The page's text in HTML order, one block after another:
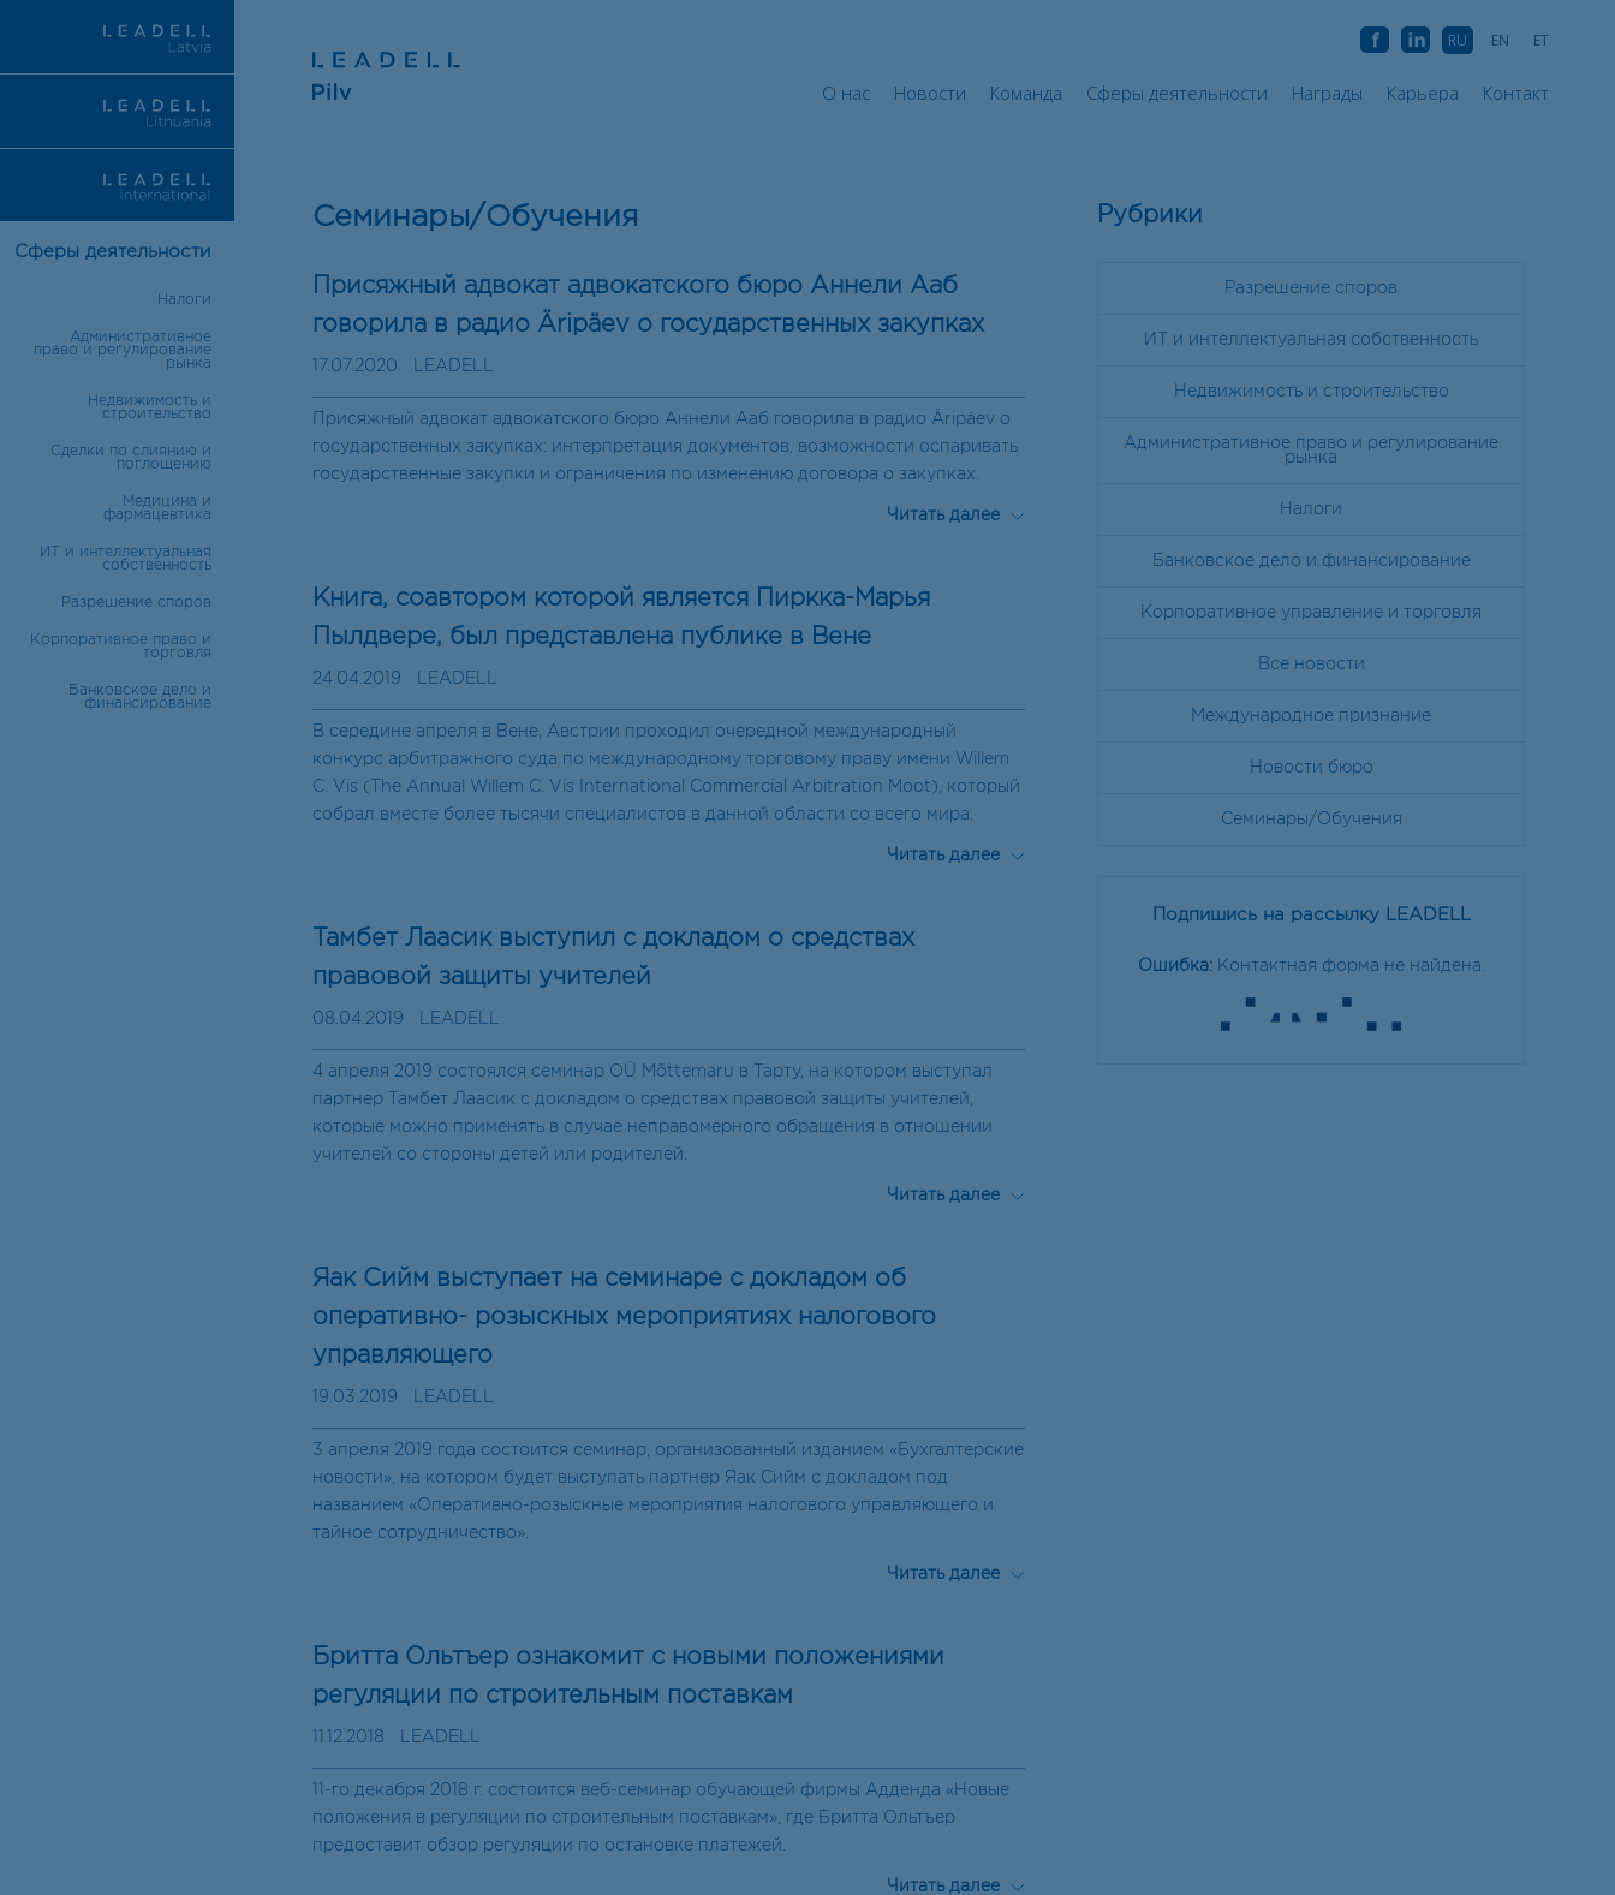
Карьера Контакт
Сферы деятельности
Налоги
Административное
право и регулирование
рынка
Недвижимость и
строительство
Сделки по слиянию и
поглощению
Медицина и
фармацевтика
ИТ и интеллектуальная
собственность
Разрешение споров
Корпоративное право и
торговля
Банковское дело и
финансирование
ET
EN
RU
AB
AB
О нас Новости Команда Сферы деятельности Награды Карьера Контакт
Семинары/Обучения
Присяжный адвокат адвокатского бюро Аннели Ааб
говорила в радио Äripäev о государственных закупках
17.07.2020 LEADELL
Присяжный адвокат адвокатского бюро Аннели Ааб говорила в радио Äripäev о
государственных закупках: интерпретация документов, возможности оспаривать
государственные закупки и ограничения по изменению договора о закупках.
Читать далее
Книга, соавтором которой является Пиркка-Марья
Пылдвере, был представлена публике в Вене
24.04.2019 LEADELL
В середине апреля в Вене, Австрии проходил очередной международный
конкурс арбитражного суда по международному торговому праву имени Willem
C. Vis (The Annual Willem C. Vis International Commercial Arbitration Moot), который
собрал вместе более тысячи специалистов в данной области со всего мира.
Читать далее
Тамбет Лаасик выступил с докладом о средствах
правовой защиты учителей
08.04.2019 LEADELL
4 апреля 2019 состоялся семинар OÜ Mõttemaru в Тарту, на котором выступал
партнер Тамбет Лаасик с докладом о средствах правовой защиты учителей,
которые можно применять в случае неправомерного обращения в отношении
учителей со стороны детей или родителей.
Читать далее
Яак Сийм выступает на семинаре с докладом об
оперативно- розыскных мероприятиях налогового
управляющего
19.03.2019 LEADELL
3 апреля 2019 года состоится семинар, организованный изданием «Бухгалтерские
новости», на котором будет выступать партнер Яак Сийм с докладом под
названием «Оперативно-розыскные мероприятия налогового управляющего и
тайное сотрудничество».
Читать далее
Бритта Ольтъер ознакомит с новыми положениями
регуляции по строительным поставкам
11.12.2018 LEADELL
11-го декабря 2018 г. состоится веб-семинар обучающей фирмы Адденда «Новые
положения в регуляции по строительным поставкам», где Бритта Ольтъер
предоставит обзор регуляции по остановке платежей.
Читать далее
Рубрики
Разрешение споров
ИТ и интеллектуальная собственность
Недвижимость и строительство
Административное право и регулирование
рынка
Налоги
Банковское дело и финансирование
Корпоративное управление и торговля
Все новости
Международное признание
Новости бюро
Семинары/Обучения
Подпишись на рассылку LEADELL
Ошибка:Контактная форма не найдена.